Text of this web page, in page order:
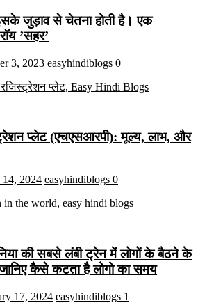
जुड़ाव से चेतना होती है। एक
’सहर’
3, 2023 easyhindiblogs 0
प्लेट (एचएसआरपी): मूल्य, लाभ, और
2024 easyhindiblogs 0
की सबसे लंबी ट्रेन में लोगों के बैठने के
कैसे कटता है लोगो का समय
17, 2024 easyhindiblogs 1